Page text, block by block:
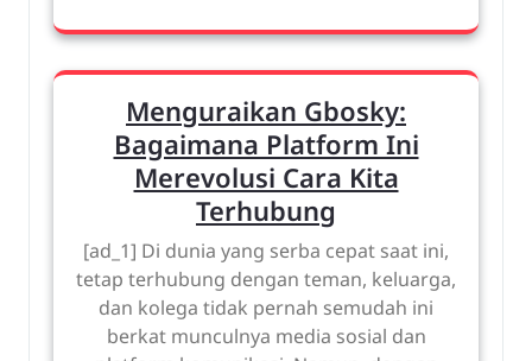
Menguraikan Gbosky:
Bagaimana Platform Ini
Merevolusi Cara Kita
Terhubung
[ad_1] Di dunia yang serba cepat saat ini,
tetap terhubung dengan teman, keluarga,
dan kolega tidak pernah semudah ini
berkat munculnya media sosial dan